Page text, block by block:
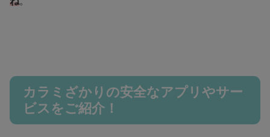
カラミざかりの安全なアプリやサー
ビスをご紹介！